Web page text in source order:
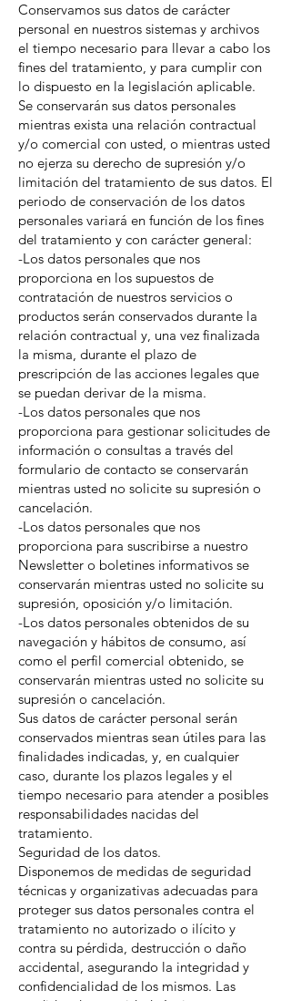
Conservamos sus datos de carácter
personal en nuestros sistemas y archivos
el tiempo necesario para llevar a cabo los
fines del tratamiento, y para cumplir con
lo dispuesto en la legislación aplicable.
Se conservarán sus datos personales
mientras exista una relación contractual
y/o comercial con usted, o mientras usted
no ejerza su derecho de supresión y/o
limitación del tratamiento de sus datos. El
periodo de conservación de los datos
personales variará en función de los fines
del tratamiento y con carácter general:
-Los datos personales que nos
proporciona en los supuestos de
contratación de nuestros servicios o
productos serán conservados durante la
relación contractual y, una vez finalizada
la misma, durante el plazo de
prescripción de las acciones legales que
se puedan derivar de la misma.
-Los datos personales que nos
proporciona para gestionar solicitudes de
información o consultas a través del
formulario de contacto se conservarán
mientras usted no solicite su supresión o
cancelación.
-Los datos personales que nos
proporciona para suscribirse a nuestro
Newsletter o boletines informativos se
conservarán mientras usted no solicite su
supresión, oposición y/o limitación.
-Los datos personales obtenidos de su
navegación y hábitos de consumo, así
como el perfil comercial obtenido, se
conservarán mientras usted no solicite su
supresión o cancelación.
Sus datos de carácter personal serán
conservados mientras sean útiles para las
finalidades indicadas, y, en cualquier
caso, durante los plazos legales y el
tiempo necesario para atender a posibles
responsabilidades nacidas del
tratamiento.
Seguridad de los datos.
Disponemos de medidas de seguridad
técnicas y organizativas adecuadas para
proteger sus datos personales contra el
tratamiento no autorizado o ilícito y
contra su pérdida, destrucción o daño
accidental, asegurando la integridad y
confidencialidad de los mismos. Las